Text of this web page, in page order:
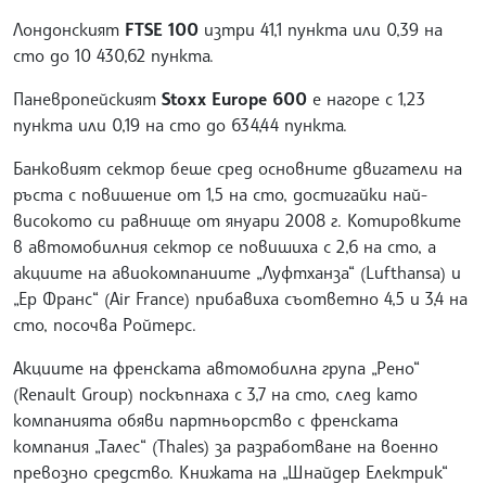
Лондонският FTSE 100 изтри 41,1 пункта или 0,39 на
сто до 10 430,62 пункта.
Паневропейският Stoxx Europe 600 е нагоре с 1,23
пункта или 0,19 на сто до 634,44 пункта.
Банковият сектор беше сред основните двигатели на
ръста с повишение от 1,5 на сто, достигайки най-
високото си равнище от януари 2008 г. Котировките
в автомобилния сектор се повишиха с 2,6 на сто, а
акциите на авиокомпаниите „Луфтханза“ (Lufthansa) и
„Ер Франс“ (Air France) прибавиха съответно 4,5 и 3,4 на
сто, посочва Ройтерс.
Акциите на френската автомобилна група „Рено“
(Renault Group) поскъпнаха с 3,7 на сто, след като
компанията обяви партньорство с френската
компания „Талес“ (Thales) за разработване на военно
превозно средство. Книжата на „Шнайдер Електрик“